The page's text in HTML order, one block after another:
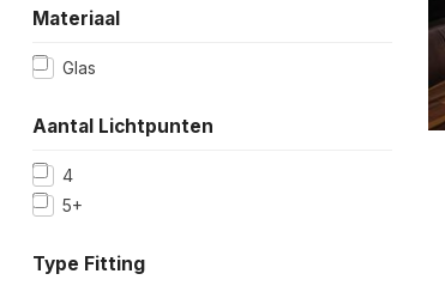
Materiaal
Glas
Aantal Lichtpunten
4
5+
Type Fitting